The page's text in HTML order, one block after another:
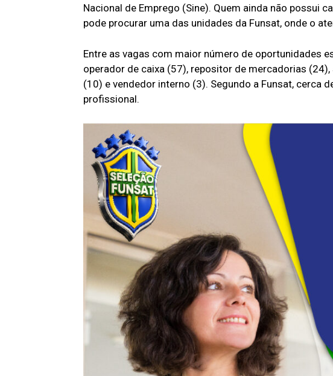
Nacional de Emprego (Sine). Quem ainda não possui
pode procurar uma das unidades da Funsat, onde o
Entre as vagas com maior número de oportunidades
operador de caixa (57), repositor de mercadorias
(10) e vendedor interno (3). Segundo a Funsat, cerca
profissional.